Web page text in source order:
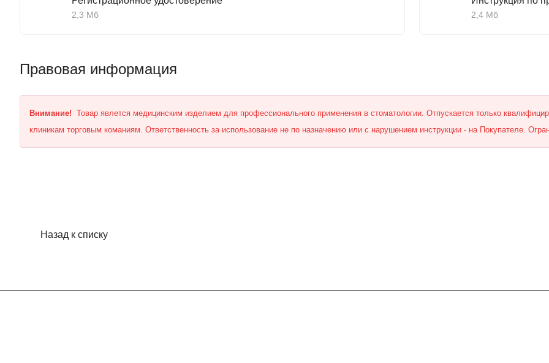
2,3 Мб 2,4 Мб
Правовая информация
Внимание! Товар явлется медицинским изделием для профессионального применения в стоматологии. Отпускается только
клиникам торговым команиям. Ответственность за использование не по назначению или с нарушением инструкции - на Покупателе.
Назад к списку